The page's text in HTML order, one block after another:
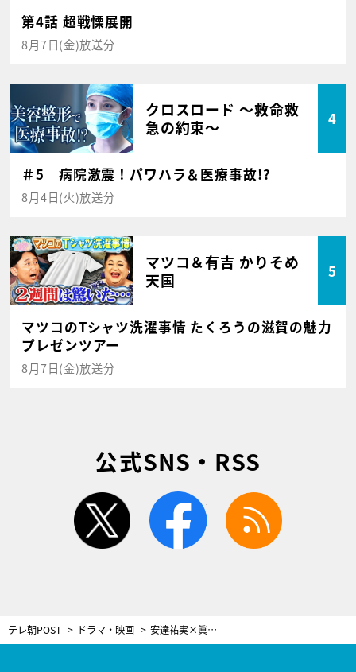
第4話 超戦慄展開
8月7日(金)放送分
クロスロード ～救命救
急の約束～
4
＃5 病院激震！パワハラ＆医療事故!?
8月4日(火)放送分
マツコ＆有吉 かりそめ
天国
5
マツコのTシャツ洗濯事情 たくろうの滋賀の魅力
プレゼンツアー
8月7日(金)放送分
公式SNS・RSS
twitter facebook
テレ朝POST ドラマ・映画 安達祐実×眞島秀和、涙のプロポーズ…。ドラマ『にじいろカルテ』、“提供読み”も話題